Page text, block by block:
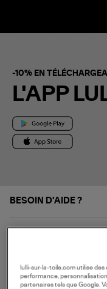
-10% EN
L'APP
BESOIN D'AIDE ?
NOS SERVICES
lulli-sur-la-toile.com utilise
performance,
partenaires tels que Google.